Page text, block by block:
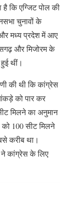
कि एग्जिट पोल की
चुनावों के
मध्य प्रदेश में आए
और मिजोरम के
थीं।
की थी कि कांग्रेस
को पार कर
मिलने का अनुमान
100 सीट मिलने
करीब था।
ने कांग्रेस के लिए